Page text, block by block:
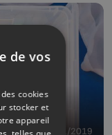
28/01/2019
de vos
cookies
stocker et
appareil